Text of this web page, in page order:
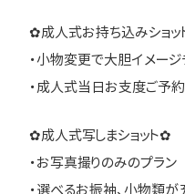
✿成人式お持ち込みショッ
・小物変更で大胆イメージ
・成人式当日お支度ご予
✿成人式写しまショット✿
・お写真撮りのみのプラン
・選べるお振袖、小物類が